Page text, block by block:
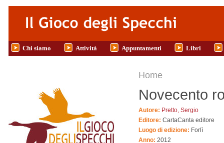
Salta al contenuto principale
Chi siamo Attività Appuntamenti Libri
Tu sei qui
Home
Novecento
Autore: Pretto, Sergio
Editore: CartaCanta editore
Luogo di edizione: Forlì
Anno: 2012